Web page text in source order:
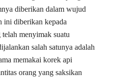
diberikan dalam wujud
ini diberikan kepada
telah menyimak suatu
salah satunya adalah
memakai korek api
orang yang saksikan